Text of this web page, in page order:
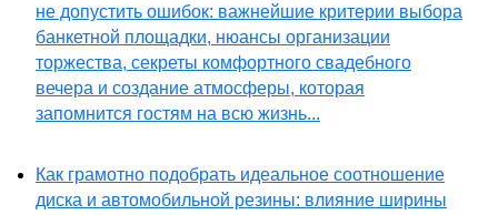
не допустить ошибок: важнейшие критерии выбора
банкетной площадки, нюансы организации
торжества, секреты комфортного свадебного
вечера и создание атмосферы, которая
запомнится гостям на всю жизнь...
Как грамотно подобрать идеальное соотношение
диска и автомобильной резины: влияние ширины